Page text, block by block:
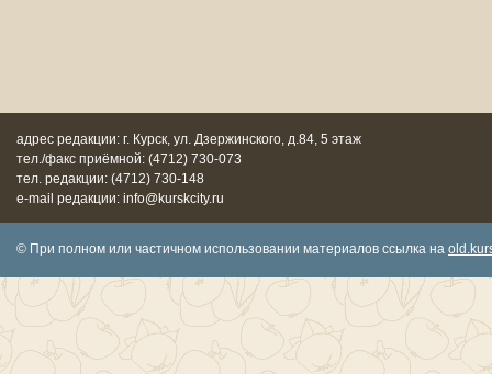
адрес редакции: г. Курск, ул. Дзержинского, д.84, 5 этаж
тел./факс приёмной: (4712) 730-073
тел. редакции: (4712) 730-148
e-mail редакции: info@kurskcity.ru
© При полном или частичном использовании материалов ссылка на